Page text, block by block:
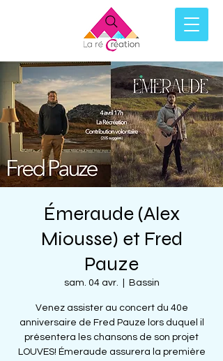
Émeraude (Alex
Miousse) et Fred
Pauze
sam. 04 avr. Bassin
Venez assister au concert du 40e
anniversaire de Fred Pauze lors duquel il
présentera les chansons de son projet
LOUVES! Émeraude assurera la première